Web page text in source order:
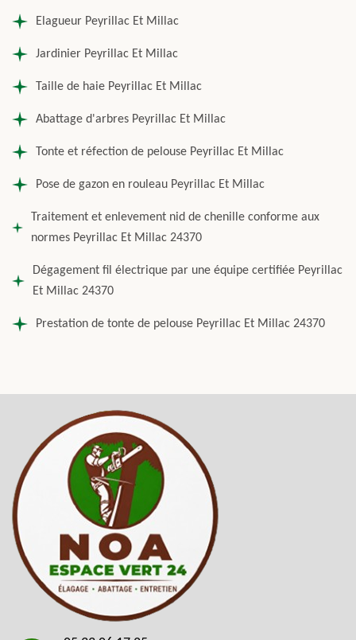
Elagueur Peyrillac Et Millac
Jardinier Peyrillac Et Millac
Taille de haie Peyrillac Et Millac
Abattage d'arbres Peyrillac Et Millac
Tonte et réfection de pelouse Peyrillac Et Millac
Pose de gazon en rouleau Peyrillac Et Millac
Traitement et enlevement nid de chenille conforme aux
normes Peyrillac Et Millac 24370
Dégagement fil électrique par une équipe certifiée Peyrillac
Et Millac 24370
Prestation de tonte de pelouse Peyrillac Et Millac 24370